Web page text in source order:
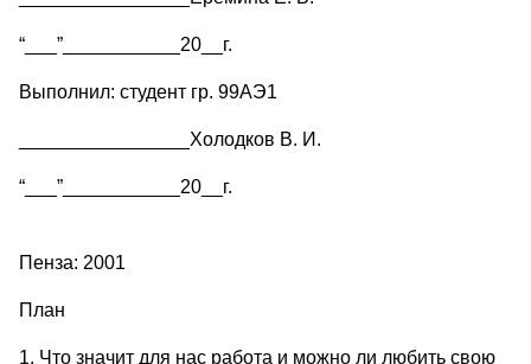
“___”___________20__г.
Выполнил: студент гр. 99АЭ1
________________Холодков В. И.
“___”___________20__г.
Пенза: 2001
План
1. Что значит для нас работа и можно ли любить свою